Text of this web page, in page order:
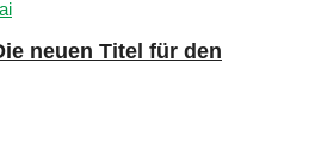
neuen Titel für den